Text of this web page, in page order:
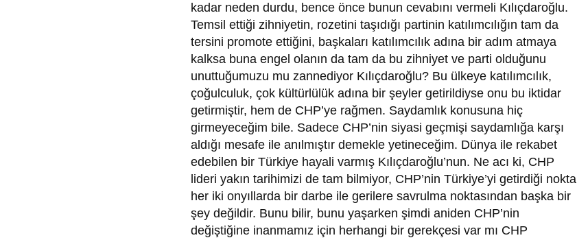
kadar neden durdu, bence önce bunun cevabını vermeli Kılıçdaroğlu.
Temsil ettiği zihniyetin, rozetini taşıdığı partinin katılımcılığın tam da
tersini promote ettiğini, başkaları katılımcılık adına bir adım atmaya
kalksa buna engel olanın da tam da bu zihniyet ve parti olduğunu
unuttuğumuzu mu zannediyor Kılıçdaroğlu? Bu ülkeye katılımcılık,
çoğulculuk, çok kültürlülük adına bir şeyler getirildiyse onu bu iktidar
getirmiştir, hem de CHP’ye rağmen. Saydamlık konusuna hiç
girmeyeceğim bile. Sadece CHP’nin siyasi geçmişi saydamlığa karşı
aldığı mesafe ile anılmıştır demekle yetineceğim. Dünya ile rekabet
edebilen bir Türkiye hayali varmış Kılıçdaroğlu’nun. Ne acı ki, CHP
lideri yakın tarihimizi de tam bilmiyor, CHP’nin Türkiye’yi getirdiği nokta
her iki onyıllarda bir darbe ile gerilere savrulma noktasından başka bir
şey değildir. Bunu bilir, bunu yaşarken şimdi aniden CHP’nin
değiştiğine inanmamız için herhangi bir gerekçesi var mı CHP